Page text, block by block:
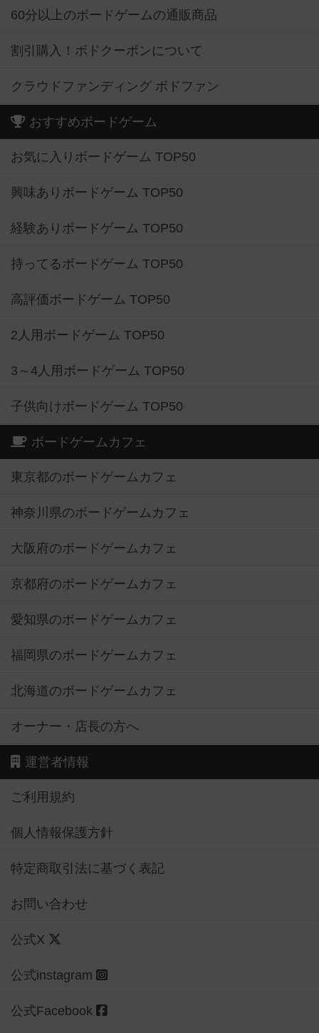
60分以上のボードゲームの通販商品
割引購入！ボドクーポンについて
クラウドファンディング ボドファン
おすすめボードゲーム
お気に入りボードゲーム TOP50
興味ありボードゲーム TOP50
経験ありボードゲーム TOP50
持ってるボードゲーム TOP50
高評価ボードゲーム TOP50
2人用ボードゲーム TOP50
3～4人用ボードゲーム TOP50
子供向けボードゲーム TOP50
ボードゲームカフェ
東京都のボードゲームカフェ
神奈川県のボードゲームカフェ
大阪府のボードゲームカフェ
京都府のボードゲームカフェ
愛知県のボードゲームカフェ
福岡県のボードゲームカフェ
北海道のボードゲームカフェ
オーナー・店長の方へ
運営者情報
ご利用規約
個人情報保護方針
特定商取引法に基づく表記
お問い合わせ
公式X
公式instagram
公式Facebook